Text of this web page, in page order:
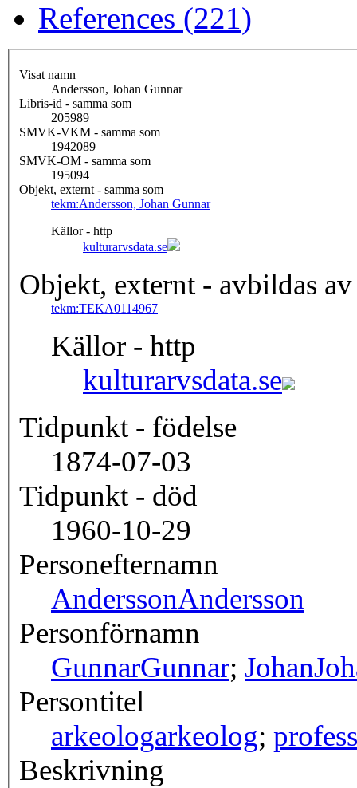
References (221)
Visat namn
Andersson, Johan Gunnar
Libris-id - samma som
205989
SMVK-VKM - samma som
1942089
SMVK-OM - samma som
195094
Objekt, externt - samma som
tekm:Andersson, Johan Gunnar
Källor - http
kulturarvsdata.se
Objekt, externt - avbildas av
tekm:TEKA0114967
Källor - http
kulturarvsdata.se
Tidpunkt - födelse
1874-07-03
Tidpunkt - död
1960-10-29
Personefternamn
AnderssonAndersson
Personförnamn
GunnarGunnar; Johan
Persontitel
arkeologarkeolog;
Beskrivning